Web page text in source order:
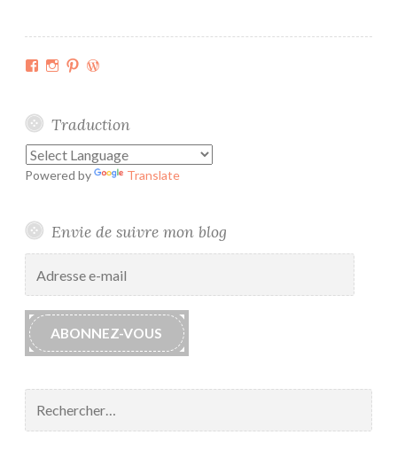
Facebook
Instagram
Pinterest
Traduction
Powered by Translate
Envie de suivre mon blog
mail
ABONNEZ-VOUS